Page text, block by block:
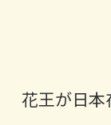
花王が日